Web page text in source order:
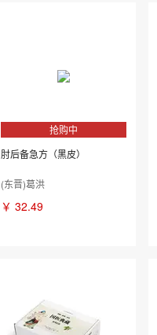
抢购中
肘后备急方（黑皮）
(东晋)葛洪
￥ 32.49